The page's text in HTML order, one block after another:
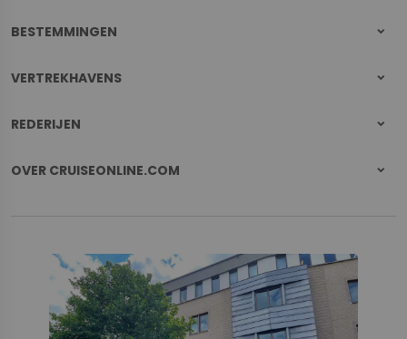
BESTEMMINGEN
VERTREKHAVENS
REDERIJEN
OVER CRUISEONLINE.COM